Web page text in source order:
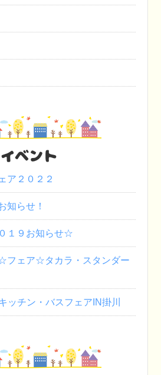
イベント
ア２０２２
知らせ！
１９お知らせ☆
フェア☆タカラ・スタンダー
ッチン・バスフェアIN掛川